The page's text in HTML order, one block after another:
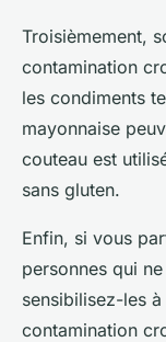
Troisièmement,
contamination
les condiments
mayonnaise
couteau est
sans gluten.
Enfin, si vous
personnes qui
sensibilisez-les
contamination